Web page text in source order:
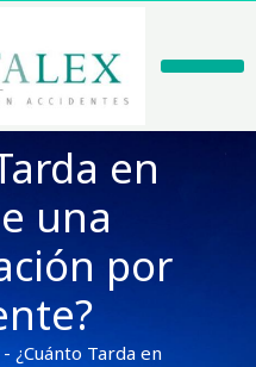
en
una
por
- ¿Cuánto Tarda en